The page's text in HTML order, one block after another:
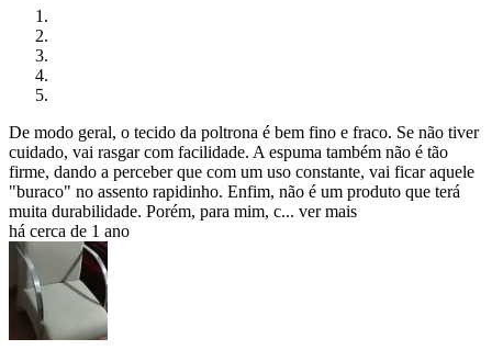
De modo geral, o tecido da poltrona é bem fino e fraco. Se não tiver
cuidado, vai rasgar com facilidade. A espuma também não é tão
firme, dando a perceber que com um uso constante, vai ficar aquele
"buraco" no assento rapidinho. Enfim, não é um produto que terá
muita durabilidade. Porém, para mim, c... ver mais
há cerca de 1 ano